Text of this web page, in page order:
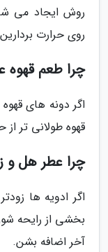
روش ایجاد می
روی حرارت
چرا طعم
اگر دونه های
قهوه طولانی تر از
چرا عطر هل و
اگر ادویه ها
بخشی از رایحه
آخر اضافه بشن.